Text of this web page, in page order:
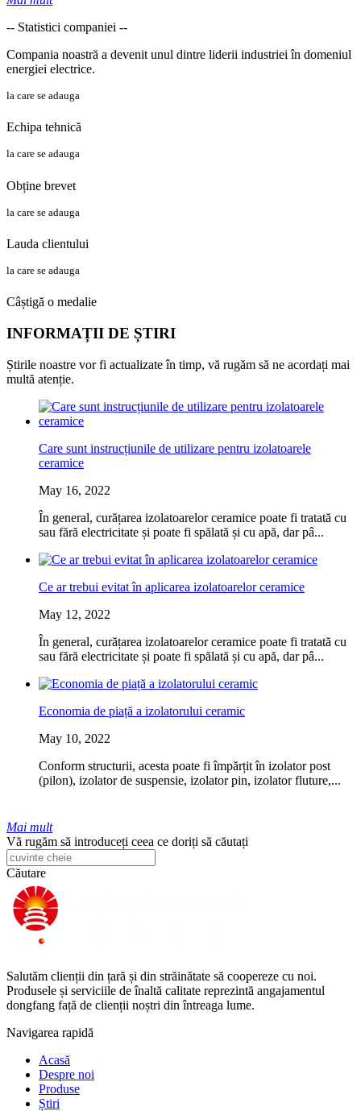
-- Statistici companiei --
Compania noastră a devenit unul dintre liderii industriei în domeniul
energiei electrice.
la care se adauga
Echipa tehnică
la care se adauga
Obține brevet
la care se adauga
Lauda clientului
la care se adauga
Câștigă o medalie
INFORMAȚII DE ȘTIRI
Știrile noastre vor fi actualizate în timp, vă rugăm să ne acordați mai
multă atenție.
Care sunt instrucțiunile de utilizare pentru izolatoarele
ceramice
May 16, 2022
În general, curățarea izolatoarelor ceramice poate fi tratată cu
sau fără electricitate și poate fi spălată și cu apă, dar pâ...
Ce ar trebui evitat în aplicarea izolatoarelor ceramice
May 12, 2022
În general, curățarea izolatoarelor ceramice poate fi tratată cu
sau fără electricitate și poate fi spălată și cu apă, dar pâ...
Economia de piață a izolatorului ceramic
May 10, 2022
Conform structurii, acesta poate fi împărțit în izolator post
(pilon), izolator de suspensie, izolator pin, izolator fluture,...
Mai mult
Vă rugăm să introduceți ceea ce doriți să căutați
Căutare
Salutăm clienții din țară și din străinătate să coopereze cu noi.
Produsele și serviciile de înaltă calitate reprezintă angajamentul
dongfang față de clienții noștri din întreaga lume.
Navigarea rapidă
Acasă
Despre noi
Produse
Știri